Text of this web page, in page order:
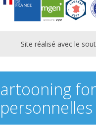
Site réalisé avec le
personnelles